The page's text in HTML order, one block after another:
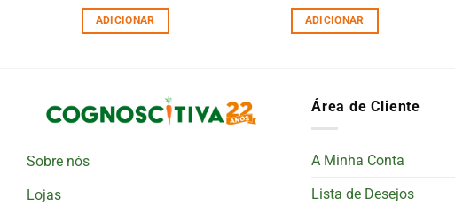
ADICIONAR ADICIONAR
Sobre nós
Lojas
Área de Cliente
A Minha Conta
Lista de Desejos